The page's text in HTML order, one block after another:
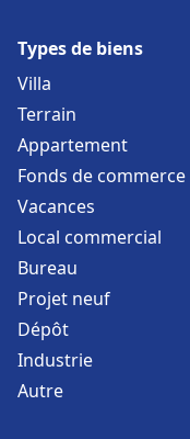
Types de biens
Villa
Terrain
Appartement
Fonds de commerce
Vacances
Local commercial
Bureau
Projet neuf
Dépôt
Industrie
Autre